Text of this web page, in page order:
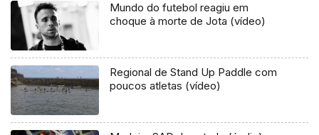
Mundo do futebol reagiu em
choque à morte de Jota (vídeo)
Regional de Stand Up Paddle com
poucos atletas (vídeo)